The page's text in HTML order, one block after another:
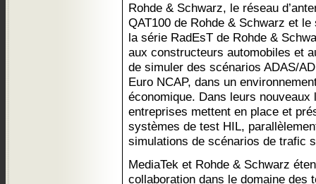
Rohde & Schwarz, le réseau
QAT100 de Rohde & Schwarz et
la série RadEsT de Rohde &
aux constructeurs automobiles et
de simuler des scénarios ADAS/
Euro NCAP, dans un
économique. Dans leurs
entreprises mettent en place et
systèmes de test HIL,
simulations de scénarios de trafic
MediaTek et Rohde & Schwarz
collaboration dans le domaine des